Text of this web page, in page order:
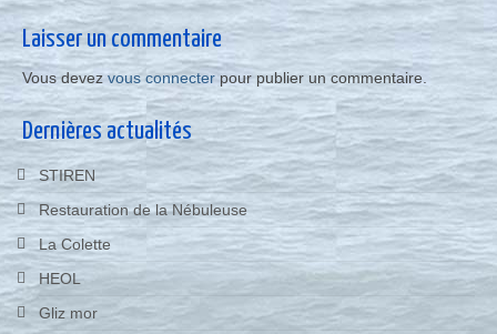
Laisser un commentaire
Vous devezvous connecter pour publier un commentaire.
Dernières actualités
STIREN
Restauration de la Nébuleuse
La Colette
HEOL
Gliz mor